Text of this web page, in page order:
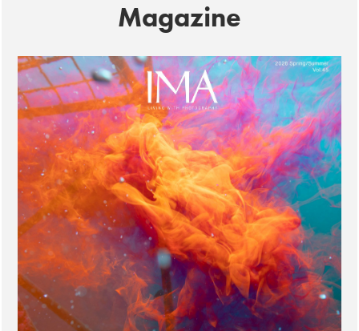
Magazine